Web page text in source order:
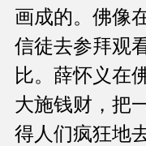
画成的。佛像
信徒去参拜观
比。薛怀义在
大施钱财，把
得人们疯狂地